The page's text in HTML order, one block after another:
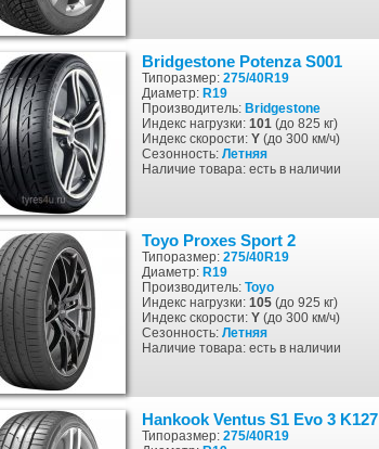
Bridgestone Potenza S001
Типоразмер: 275/40R19
Диаметр: R19
Производитель: Bridgestone
Индекс нагрузки: 101 (до 825 кг)
Индекс скорости: Y (до 300 км/ч)
Сезонность: Летняя
Наличие товара: есть в наличии
Toyo Proxes Sport 2
Типоразмер: 275/40R19
Диаметр: R19
Производитель: Toyo
Индекс нагрузки: 105 (до 925 кг)
Индекс скорости: Y (до 300 км/ч)
Сезонность: Летняя
Наличие товара: есть в наличии
Hankook Ventus S1 Evo 3 K127
Типоразмер: 275/40R19